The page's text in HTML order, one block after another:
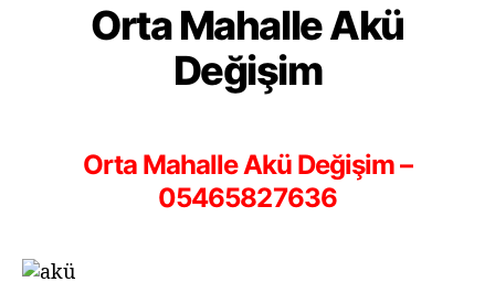
Orta Mahalle Akü
Değişim
Orta Mahalle Akü Değişim –
05465827636